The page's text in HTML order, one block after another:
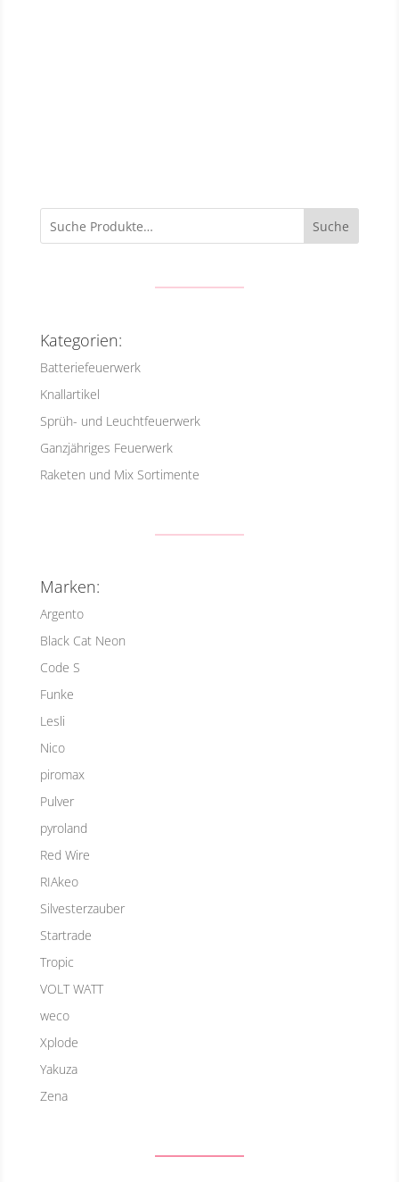
Suche
Kategorien:
Batteriefeuerwerk
Knallartikel
Sprüh- und Leuchtfeuerwerk
Ganzjähriges Feuerwerk
Raketen und Mix Sortimente
Marken:
Argento
Black Cat Neon
Code S
Funke
Lesli
Nico
piromax
Pulver
pyroland
Red Wire
RIAkeo
Silvesterzauber
Startrade
Tropic
VOLT WATT
weco
Xplode
Yakuza
Zena